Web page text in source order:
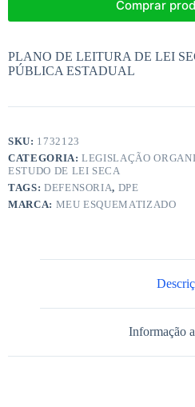
Comprar
PLANO DE LEITURA DE LEI
PÚBLICA ESTADUAL
SKU: 1732123
CATEGORIA:LEGISLAÇÃO
ESTUDO DE LEI SECA
TAGS: DEFENSORIA, DPE
MARCA: MEU ESQUEMATIZADO
Informação